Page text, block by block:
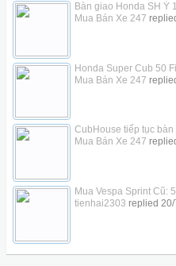
Bàn giao Honda SH Ý
Mua Bán Xe 247
Honda Super Cub 50
Mua Bán Xe 247
CubHouse tiếp tục
Mua Bán Xe 247
Mua Vespa Sprint Cũ:
tienhai2303 replied 20/